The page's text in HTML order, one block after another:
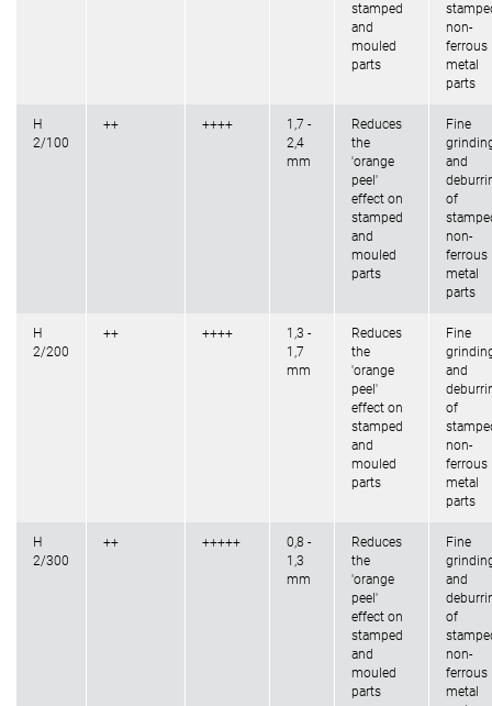
stamped
and
mouled
parts
non-
ferrous
metal
parts
H
2/100
++ ++++
1,7 -
2,4
mm
Reduces
the
'orange
peel'
effect on
stamped
and
mouled
parts
Fine
and
of
non-
ferrous
metal
parts
H
2/200
++ ++++
1,3 -
1,7
mm
Reduces
the
'orange
peel'
effect on
stamped
and
mouled
parts
Fine
and
of
non-
ferrous
metal
parts
H
2/300
++ +++++
0,8 -
1,3
mm
Reduces
the
'orange
peel'
effect on
stamped
and
mouled
parts
Fine
and
of
non-
ferrous
metal